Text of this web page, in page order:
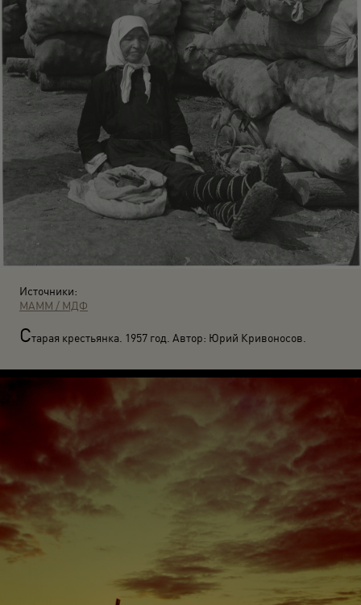
Источники:
МАММ / МДФ
Старая крестьянка. 1957 год. Автор: Юрий Кривоносов.